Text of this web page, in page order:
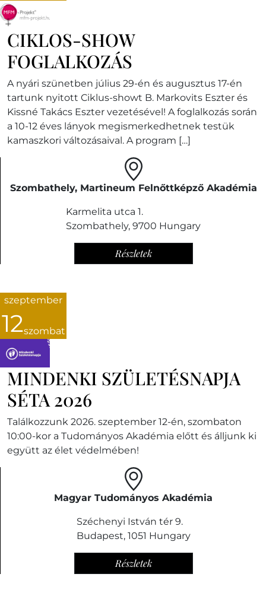
CIKLOS-SHOW
FOGLALKOZÁS
A nyári szünetben július 29-én és augusztus 17-én
tartunk nyitott Ciklus-showt B. Markovits Eszter és
Kissné Takács Eszter vezetésével! A foglalkozás során
a 10-12 éves lányok megismerkedhetnek testük
kamaszkori változásaival. A program […]
Szombathely, Martineum Felnőttképző Akadémia
Karmelita utca 1.
Szombathely, 9700 Hungary
Részletek
szeptember
12szombat
MINDENKI SZÜLETÉSNAPJA
SÉTA 2026
Találkozzunk 2026. szeptember 12-én, szombaton
10:00-kor a Tudományos Akadémia előtt és álljunk ki
együtt az élet védelmében!
Magyar Tudományos Akadémia
Széchenyi István tér 9.
Budapest, 1051 Hungary
Részletek